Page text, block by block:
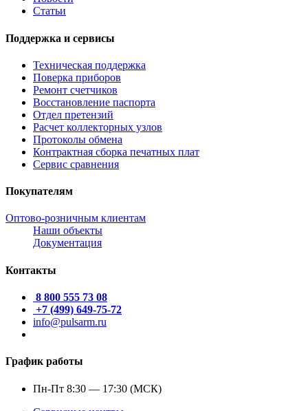
Статьи
Поддержка и сервисы
Техническая поддержка
Поверка приборов
Ремонт счетчиков
Восстановление паспорта
Отдел претензий
Расчет коллекторных узлов
Протоколы обмена
Контрактная сборка печатных плат
Сервис сравнения
Покупателям
Оптово-розничным клиентам
Наши объекты
Документация
Контакты
8 800 555 73 08
+7 (499) 649-75-72
info@pulsarm.ru
График работы
Пн-Пт 8:30 — 17:30 (МСК)